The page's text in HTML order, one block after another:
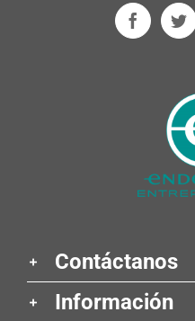
Contáctanos
Información